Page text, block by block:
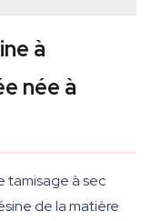
à
née à
tamisage à sec
de la matière